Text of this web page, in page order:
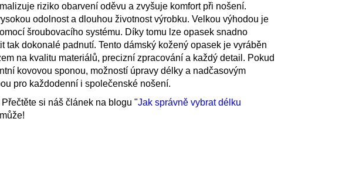
riziko obarvení oděvu a zvyšuje komfort při nošení.
odolnost a dlouhou životnost výrobku. Velkou výhodou je
šroubovacího systému. Díky tomu lze opasek snadno
tak dokonalé padnutí. Tento dámský kožený opasek je vyráběn
na kvalitu materiálů, precizní zpracování a každý detail. Pokud
kovovou sponou, možností úpravy délky a nadčasovým
pro každodenní i společenské nošení.
si náš článek na blogu "Jak správně vybrat délku